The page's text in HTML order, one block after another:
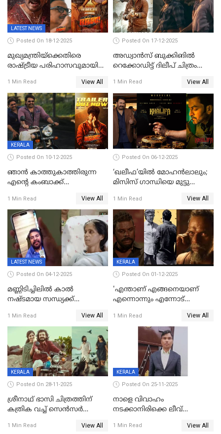
LATEST NEWS
Posted On 18-12-2025
മുഖ്യമന്ത്രിയ്ക്കെതിരെ
രാഷ്ട്രീയ പരിഹാസവുമായി
1 Min Read View All
Posted On 17-12-2025
അഡ്വാൻസ് ബുക്കിങിൽ
റെക്കോഡിട്ട് ദിലീപ് ചിത്രം
റെക്കോർഡ് വിൽപ്പന;
മണിക്കൂറില്‍ വിറ്റത്
1000ത്തിന് മുകളിൽ ടിക്കറ്റ്
1 Min Read View All
KERALA
Posted On 10-12-2025
ഞാന്‍ കാത്തുകാത്തിരുന്ന
എന്റെ കംബാക്ക്
പുറത്ത്
1 Min Read View All
Posted On 06-12-2025
‘ഖലീഫ’യിൽ മോഹൻലാലും;
മിസിസ് ഗാന്ധിയെ മുട്ടു
അഹമ്മദ് അലിയായെത്തും
1 Min Read View All
LATEST NEWS
Posted On 04-12-2025
മണ്ണിടിച്ചിലിൽ കാല്‍
നഷ്ടമായ സന്ധ്യക്ക്
വീഡിയോകോൾ;
കൃത്രിമക്കാല്‍ നല്‍കാമെന്ന്
താരം, വീട്
നിര്‍മിക്കുന്നതിനുള്ള
ഇടപെടലും നടത്തും
1 Min Read View All
KERALA
Posted On 01-12-2025
'എന്താണ് എങ്ങനെയാണ്
എന്നൊന്നും എന്നോട്
താനുമുണ്ടെന്ന് വിനായകൻ
1 Min Read View All
KERALA
Posted On 28-11-2025
ശ്രീനാഥ് ഭാസി ചിത്രത്തിന്
കത്രിക വച്ച് സെൻസർ
മാറ്റണം';പൊങ്കാല റിലീസ് മാറ്റി
1 Min Read View All
KERALA
Posted On 25-11-2025
നാളെ വിവാഹം
നടക്കാനിരിക്കെ ലീവ്
സൂപ്പർവൈസർ
1 Min Read View All